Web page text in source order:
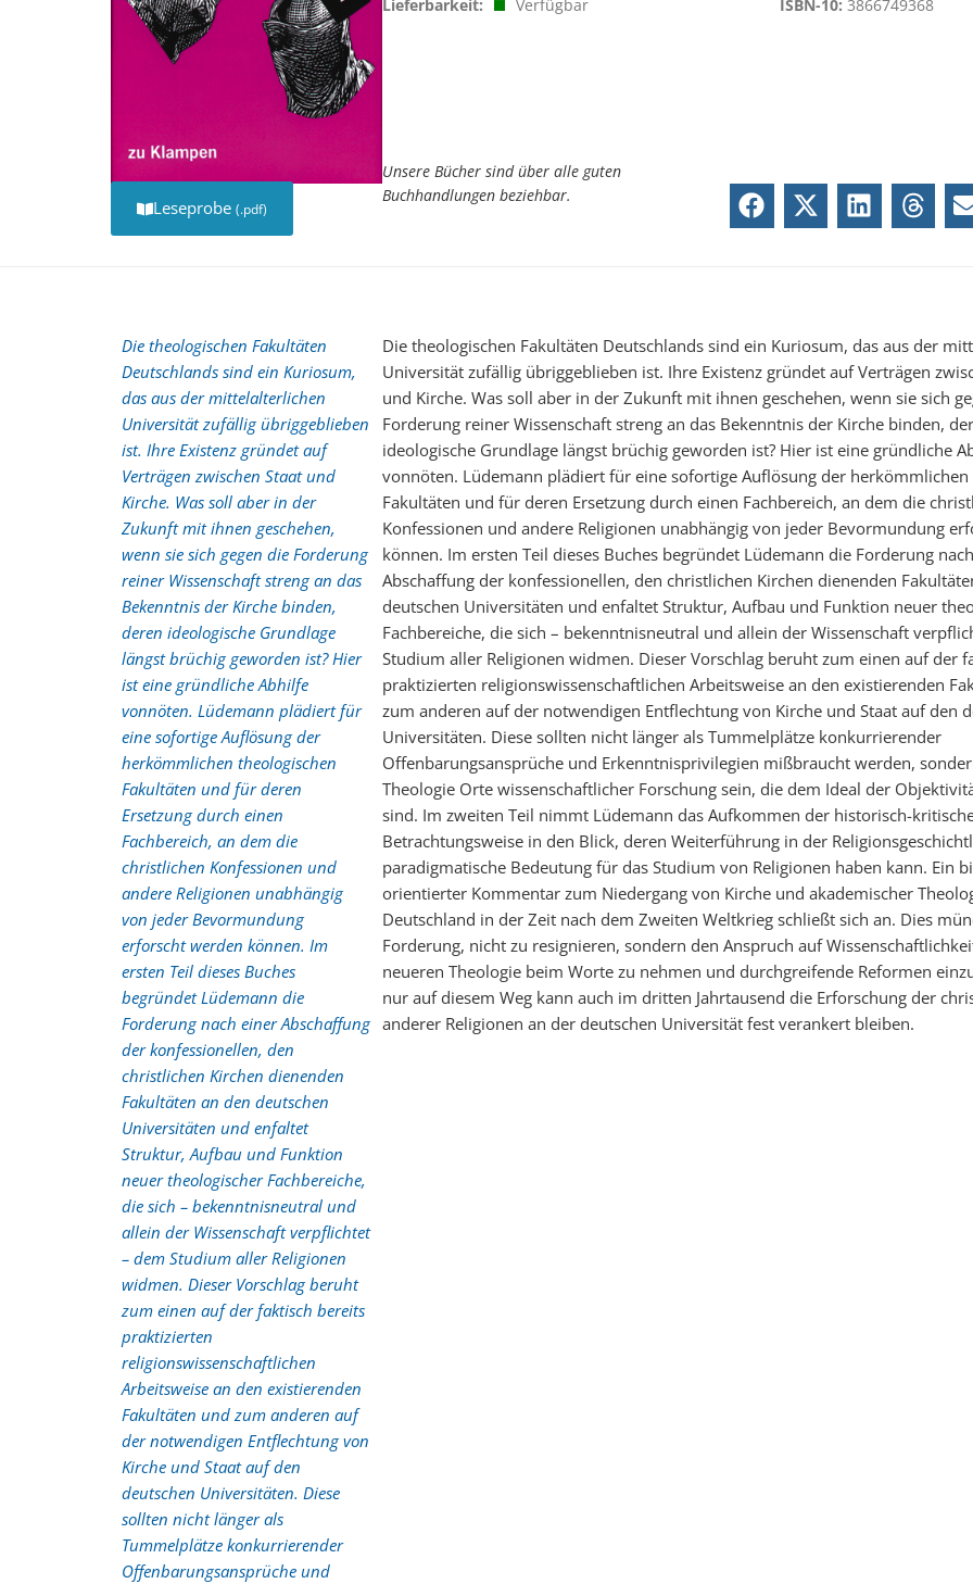
Lieferbarkeit:
Verfügbar
ISBN-10: 3866749368
Leseprobe (.pdf)
Unsere Bücher sind über alle guten
Buchhandlungen beziehbar.
Die theologischen Fakultäten
Deutschlands sind ein Kuriosum,
das aus der mittelalterlichen
Universität zufällig übriggeblieben
ist. Ihre Existenz gründet auf
Verträgen zwischen Staat und
Kirche. Was soll aber in der
Zukunft mit ihnen geschehen,
wenn sie sich gegen die Forderung
reiner Wissenschaft streng an das
Bekenntnis der Kirche binden,
deren ideologische Grundlage
längst brüchig geworden ist? Hier
ist eine gründliche Abhilfe
vonnöten. Lüdemann plädiert für
eine sofortige Auflösung der
herkömmlichen theologischen
Fakultäten und für deren
Ersetzung durch einen
Fachbereich, an dem die
christlichen Konfessionen und
andere Religionen unabhängig
von jeder Bevormundung
erforscht werden können. Im
ersten Teil dieses Buches
begründet Lüdemann die
Forderung nach einer Abschaffung
der konfessionellen, den
christlichen Kirchen dienenden
Fakultäten an den deutschen
Universitäten und enfaltet
Struktur, Aufbau und Funktion
neuer theologischer Fachbereiche,
die sich – bekenntnisneutral und
allein der Wissenschaft verpflichtet
– dem Studium aller Religionen
widmen. Dieser Vorschlag beruht
zum einen auf der faktisch bereits
praktizierten
religionswissenschaftlichen
Arbeitsweise an den existierenden
Fakultäten und zum anderen auf
der notwendigen Entflechtung von
Kirche und Staat auf den
deutschen Universitäten. Diese
sollten nicht länger als
Tummelplätze konkurrierender
Offenbarungsansprüche und
Die theologischen Fakultäten Deutschlands sind ein Kuriosum, das aus der
Universität zufällig übriggeblieben ist. Ihre Existenz gründet auf Verträgen
und Kirche. Was soll aber in der Zukunft mit ihnen geschehen, wenn sie sich
Forderung reiner Wissenschaft streng an das Bekenntnis der Kirche binden,
ideologische Grundlage längst brüchig geworden ist? Hier ist eine gründliche
vonnöten. Lüdemann plädiert für eine sofortige Auflösung der herkömmlichen
Fakultäten und für deren Ersetzung durch einen Fachbereich, an dem die
Konfessionen und andere Religionen unabhängig von jeder Bevormundung
können. Im ersten Teil dieses Buches begründet Lüdemann die Forderung
Abschaffung der konfessionellen, den christlichen Kirchen dienenden
deutschen Universitäten und enfaltet Struktur, Aufbau und Funktion neuer
Fachbereiche, die sich – bekenntnisneutral und allein der Wissenschaft
Studium aller Religionen widmen. Dieser Vorschlag beruht zum einen auf der
praktizierten religionswissenschaftlichen Arbeitsweise an den existierenden
zum anderen auf der notwendigen Entflechtung von Kirche und Staat auf den
Universitäten. Diese sollten nicht länger als Tummelplätze konkurrierender
Offenbarungsansprüche und Erkenntnisprivilegien mißbraucht werden,
Theologie Orte wissenschaftlicher Forschung sein, die dem Ideal der
sind. Im zweiten Teil nimmt Lüdemann das Aufkommen der historisch-
Betrachtungsweise in den Blick, deren Weiterführung in der
paradigmatische Bedeutung für das Studium von Religionen haben kann. Ein
orientierter Kommentar zum Niedergang von Kirche und akademischer
Deutschland in der Zeit nach dem Zweiten Weltkrieg schließt sich an. Dies
Forderung, nicht zu resignieren, sondern den Anspruch auf
neueren Theologie beim Worte zu nehmen und durchgreifende Reformen
nur auf diesem Weg kann auch im dritten Jahrtausend die Erforschung der
anderer Religionen an der deutschen Universität fest verankert bleiben.